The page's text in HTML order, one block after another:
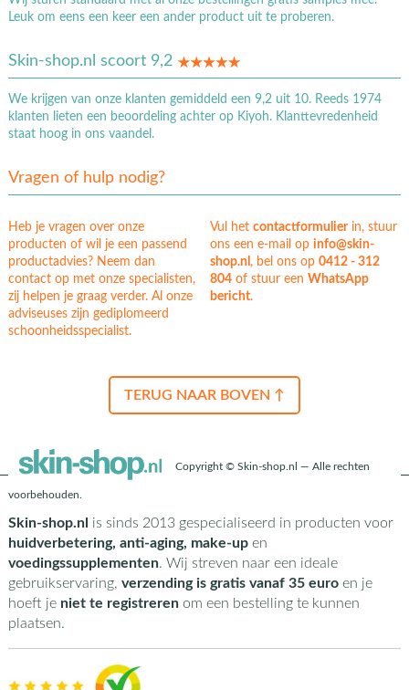
Leuk om eens een keer een ander product uit te proberen.
Skin-shop.nl scoort 9,2
We krijgen van onze klanten gemiddeld een 9,2 uit 10. Reeds 1974
klanten lieten een beoordeling achter op Kiyoh. Klanttevredenheid
staat hoog in ons vaandel.
Vragen of hulp nodig?
Heb je vragen over onze
producten of wil je een passend
productadvies? Neem dan
contact op met onze specialisten,
zij helpen je graag verder. Al onze
adviseuses zijn gediplomeerd
schoonheidsspecialist.
Vul hetcontactformulierin, stuur
ons een e-mail op info@skin-
shop.nl, bel ons op0412 - 312
804 of stuur eenWhatsApp
bericht.
TERUG NAAR BOVEN ↑
Copyright © Skin-shop.nl — Alle rechten
voorbehouden.
Skin-shop.nl is sinds 2013 gespecialiseerd in producten voor
huidverbetering, anti-aging, make-upen
voedingssupplementen. Wij streven naar een ideale
gebruikservaring, verzending is gratis vanaf 35 euroen je
hoeft je niet te registrerenom een bestelling te kunnen
plaatsen.